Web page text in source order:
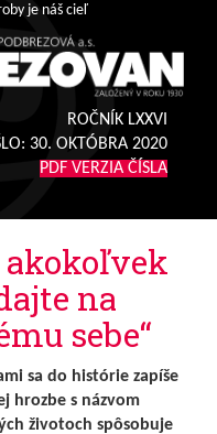
je náš cieľ
ROČNÍK LXXVI
30. OKTÓBRA 2020
PDF VERZIA ČÍSLA
akokoľvek
na
sebe“
sa do histórie zapíše
hrozbe s názvom
životoch spôsobuje